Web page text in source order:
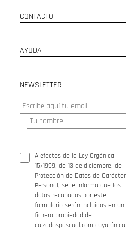
CONTACTO
AYUDA
NEWSLETTER
A efectos de la Ley Orgánica
15/1999, de 13 de diciembre, de
Protección de Datos de Carácter
Personal, se le informa que los
datos recabados por este
formulario serán incluidos en un
fichero propiedad de
calzadospascual.com cuya única